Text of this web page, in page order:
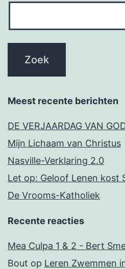
Meest recente berichten
DE VERJAARDAG VAN
Mijn Lichaam van Christus
Nasville-Verklaring 2.0
Let op: Geloof Lenen kost
De Vrooms-Katholiek
Recente reacties
Mea Culpa 1 & 2 - Bert
Bout op Leren Zwemmen